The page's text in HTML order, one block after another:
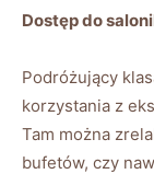
Dostęp do
Podróżujący
korzystania‌ z‍
⁢Tam można
bufetów, czy